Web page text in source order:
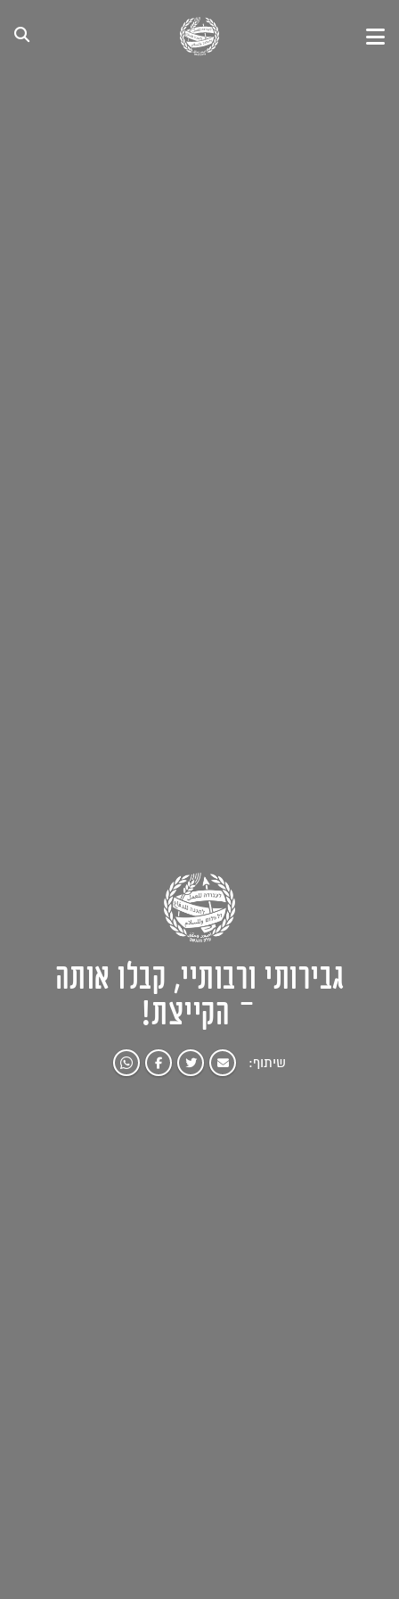
גבירותי ורבותיי, קבלו אותה
– הקייצת!
שיתוף: